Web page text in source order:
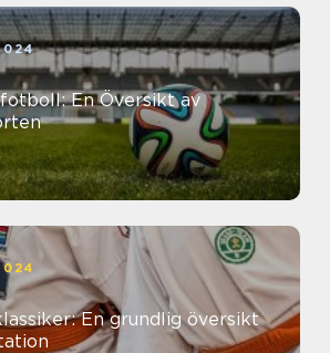
En Översikt av
En grundlig översikt